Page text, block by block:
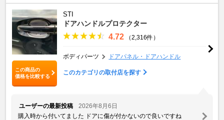
この商品の
価格を比較する
STI
ドアハンドルプロテクター
4.72 （2,316件）
ボディパーツ ドアパネル・ドアハンドル
このカテゴリの取付店を探す
ユーザーの最新投稿
2026年8月6日
購入時から付いてました ドアに傷が付かないので良いですね